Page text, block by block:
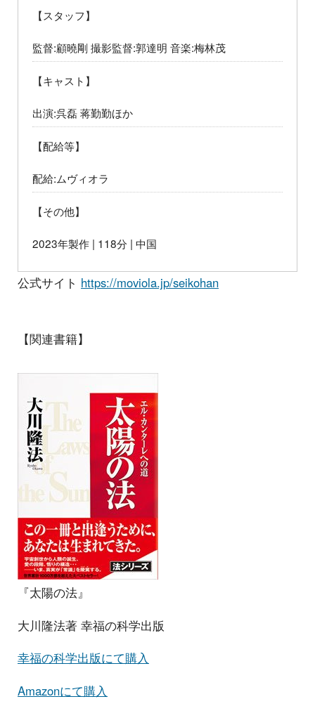
【スタッフ】
監督:顧曉剛 撮影監督:郭達明 音楽:梅林茂
【キャスト】
出演:呉磊 蒋勤勤ほか
【配給等】
配給:ムヴィオラ
【その他】
2023年製作 | 118分 | 中国
公式サイト https://moviola.jp/seikohan
【関連書籍】
『太陽の法』
大川隆法著 幸福の科学出版
幸福の科学出版にて購入
Amazonにて購入